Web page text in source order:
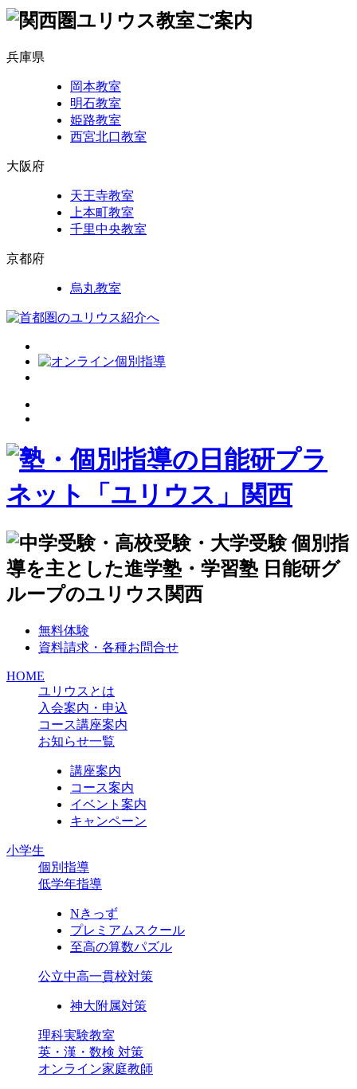
兵庫県
岡本教室
明石教室
姫路教室
西宮北口教室
大阪府
天王寺教室
上本町教室
千里中央教室
京都府
烏丸教室
無料体験
資料請求・各種お問合せ
HOME
ユリウスとは
入会案内・申込
コース講座案内
お知らせ一覧
講座案内
コース案内
イベント案内
キャンペーン
小学生
個別指導
低学年指導
Nきっず
プレミアムスクール
至高の算数パズル
公立中高一貫校対策
神大附属対策
理科実験教室
英・漢・数検 対策
オンライン家庭教師